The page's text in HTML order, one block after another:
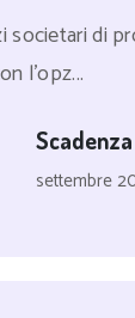
di
l'opz...
Scadenza
settembre